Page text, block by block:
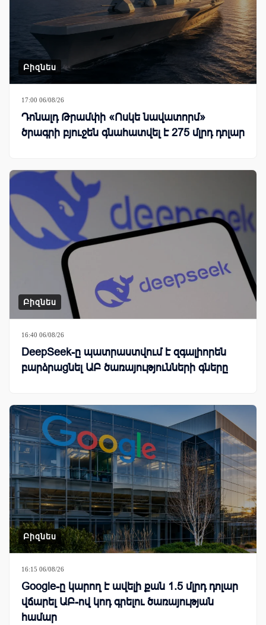
Բիզնես
17:00 06/08/26
Դոնալդ Թրամփի «Ոսկե նավատորմ»
ծրագրի բյուջեն գնահատվել է 275 մլրդ դոլար
Բիզնես
16:40 06/08/26
DeepSeek-ը պատրաստվում է զգալիորեն
բարձրացնել ԱԲ ծառայությունների գները
Բիզնես
16:15 06/08/26
Google-ը կարող է ավելի քան 1.5 մլրդ դոլար
վճարել ԱԲ-ով կոդ գրելու ծառայության
համար